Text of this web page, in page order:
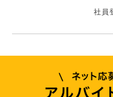
社員